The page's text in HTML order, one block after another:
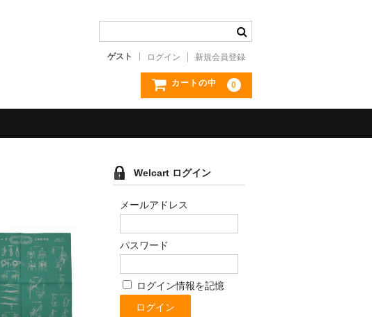
ゲスト ログイン 新規会員登録
カートの中 0
Welcart ログイン
メールアドレス
パスワード
ログイン情報を記憶